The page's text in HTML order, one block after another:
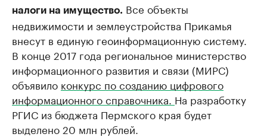
налоги на имущество. Все объекты
недвижимости и землеустройства Прикамья
внесут в единую геоинформационную систему.
В конце 2017 года региональное министерство
информационного развития и связи (МИРС)
объявило конкурс по созданию цифрового
информационного справочника. На разработку
РГИС из бюджета Пермского края будет
выделено 20 млн рублей.